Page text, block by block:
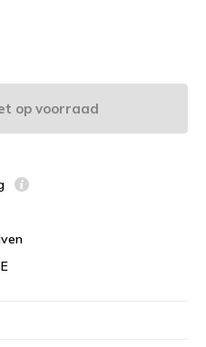
op voorraad